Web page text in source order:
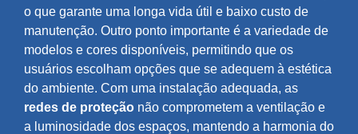
o que garante uma longa vida útil e baixo custo de
manutenção. Outro ponto importante é a variedade de
modelos e cores disponíveis, permitindo que os
usuários escolham opções que se adequem à estética
do ambiente. Com uma instalação adequada, as
redes de proteção não comprometem a ventilação e
a luminosidade dos espaços, mantendo a harmonia do